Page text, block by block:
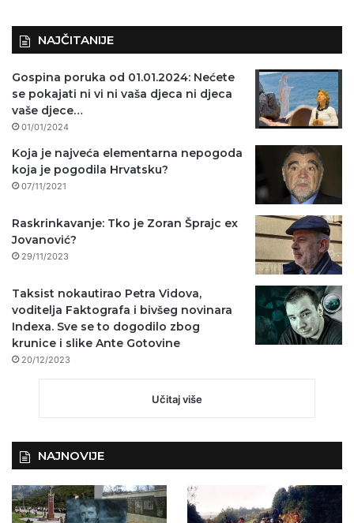
NAJČITANIJE
Gospina poruka od 01.01.2024: Nećete
se pokajati ni vi ni vaša djeca ni djeca
vaše djece…
01/01/2024
Koja je najveća elementarna nepogoda
koja je pogodila Hrvatsku?
07/11/2021
Raskrinkavanje: Tko je Zoran Šprajc ex
Jovanović?
29/11/2023
Taksist nokautirao Petra Vidova,
voditelja Faktografa i bivšeg novinara
Indexa. Sve se to dogodilo zbog
krunice i slike Ante Gotovine
20/12/2023
Učitaj više
NAJNOVIJE